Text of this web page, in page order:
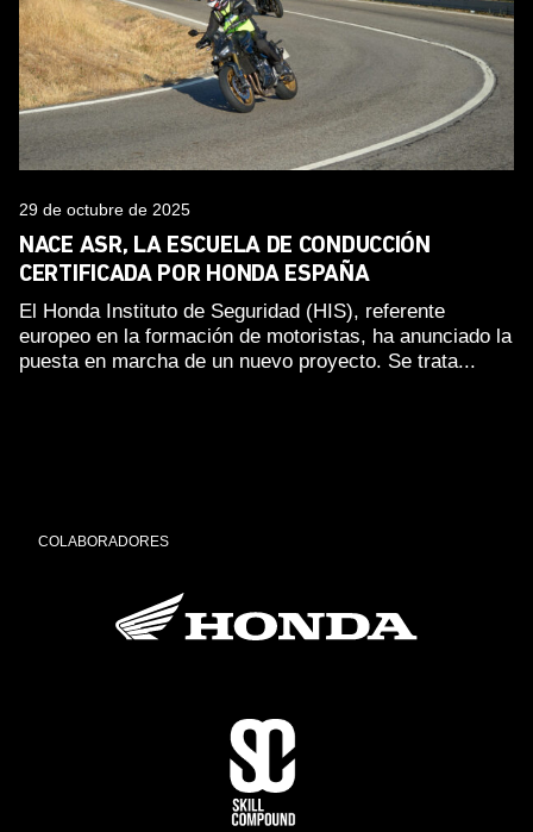
29 de octubre de 2025
NACE ASR, LA ESCUELA DE CONDUCCIÓN
CERTIFICADA POR HONDA ESPAÑA
El Honda Instituto de Seguridad (HIS), referente
europeo en la formación de motoristas, ha anunciado la
puesta en marcha de un nuevo proyecto. Se trata...
COLABORADORES